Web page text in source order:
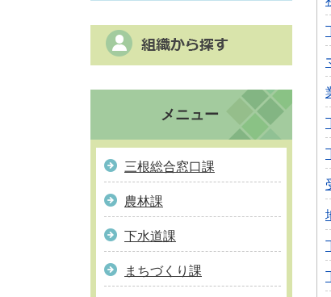
メニュー
三根総合窓口課
農林課
下水道課
まちづくり課